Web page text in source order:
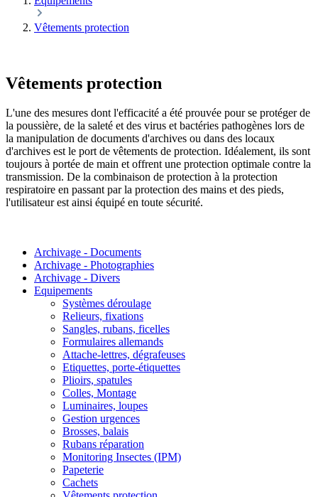
Vêtements protection
Vêtements protection
L'une des mesures dont l'efficacité a été prouvée pour se protéger de
la poussière, de la saleté et des virus et bactéries pathogènes lors de
la manipulation de documents d'archives ou dans des locaux
d'archives est le port de vêtements de protection. Idéalement, ils sont
toujours à portée de main et offrent une protection optimale contre la
transmission. De la combinaison de protection à la protection
respiratoire en passant par la protection des mains et des pieds,
l'utilisateur est ainsi équipé en toute sécurité.
Archivage - Documents
Archivage - Photographies
Archivage - Divers
Equipements
Systèmes déroulage
Relieurs, fixations
Sangles, rubans, ficelles
Formulaires allemands
Attache-lettres, dégrafeuses
Etiquettes, porte-étiquettes
Plioirs, spatules
Colles, Montage
Luminaires, loupes
Gestion urgences
Brosses, balais
Rubans réparation
Monitoring Insectes (IPM)
Papeterie
Cachets